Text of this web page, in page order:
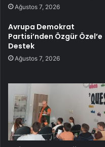
Ağustos 7, 2026
Avrupa Demokrat
Partisi’nden Özgür Özel’e
Destek
Ağustos 7, 2026